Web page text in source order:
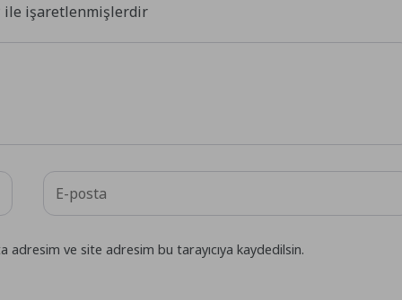
ile işaretlenmişlerdir
adresim ve site adresim bu tarayıcıya kaydedilsin.